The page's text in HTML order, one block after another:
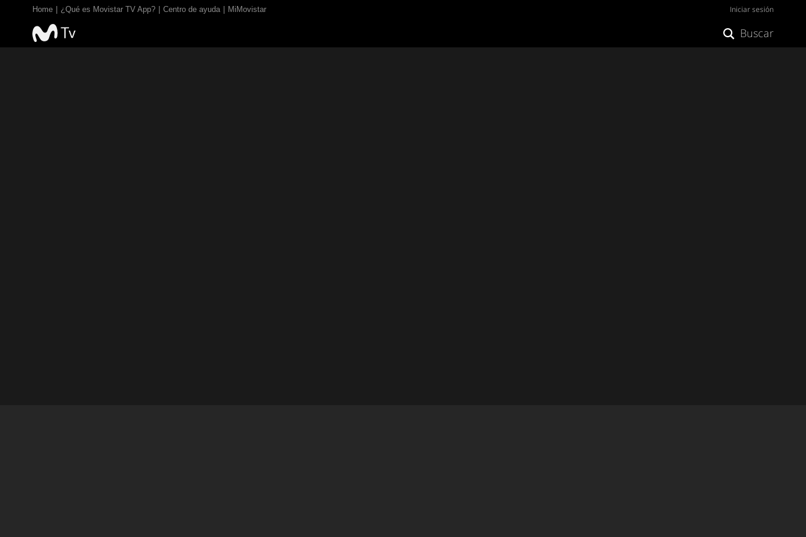
Home ¿Qué es Movistar TV App? Centro de ayuda MiMovistar Iniciar sesión
Buscar